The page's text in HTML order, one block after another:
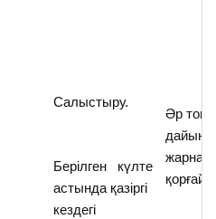
Салыстыру.
Берілген күлте
астында қазіргі
кездегі
Әр топ